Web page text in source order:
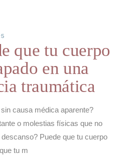
que tu cuerpo
en una
traumática
causa médica aparente?
o molestias físicas que no
Puede que tu cuerpo
tu m